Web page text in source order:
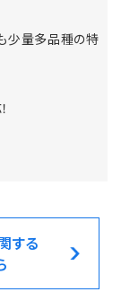
少量多品種の特
する